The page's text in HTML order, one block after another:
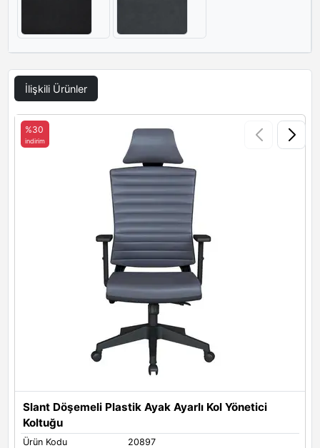
İlişkili Ürünler
Slant Döşemeli Plastik Ayak Ayarlı Kol Yönetici
Koltuğu
Ürün Kodu
20897
%30
indirim